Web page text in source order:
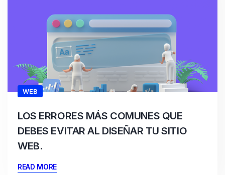
WEB
LOS ERRORES MÁS COMUNES QUE
DEBES EVITAR AL DISEÑAR TU SITIO
WEB.
READ MORE